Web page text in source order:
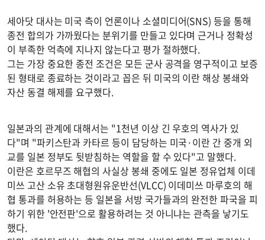
세아닷 대사는 미국 측이 언론이나 소셜미디어(SNS) 등을 통해
종전 합의가 가까웠다는 분위기를 만들고 있다며 근거나 정확성
이 부족한 억측에 지나지 않는다고 평가 절하했다.
그는 가장 중요한 종전 조건은 모든 군사 공격을 영구적이고 보증
된 형태로 종료하는 것이라고 꼽은 뒤 미국의 이란 해상 봉쇄와
자산 동결 해제를 요구했다.
일본과의 관계에 대해서는 "1천년 이상 긴 우호의 역사가 있
다"며 "파키스탄과 카타르 등이 담당하는 미국·이란 간 중개 외
교를 일본 정부도 뒷받침하는 역할을 할 수 있다"고 말했다.
이란은 호르무즈 해협의 사실상 봉쇄 중에도 일본 정유업체 이데
미쓰 고산 소유 초대형원유운반선(VLCC) 이데미쓰 마루호의 해
협 통과를 허용하는 등 일본을 서방 국가들과의 완전한 파국을 피
하기 위한 '안전판'으로 활용하려는 것 아니냐는 관측을 낳기도
했다.